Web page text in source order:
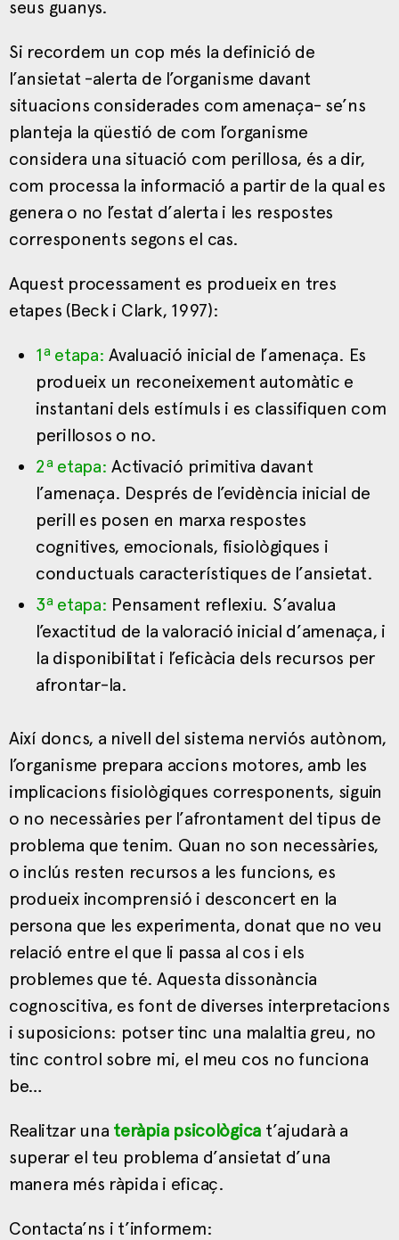
seus guanys.
Si recordem un cop més la definició de
l’ansietat -alerta de l’organisme davant
situacions considerades com amenaça- se’ns
planteja la qüestió de com l’organisme
considera una situació com perillosa, és a dir,
com processa la informació a partir de la qual es
genera o no l’estat d’alerta i les respostes
corresponents segons el cas.
Aquest processament es produeix en tres
etapes (Beck i Clark, 1997):
1ª etapa: Avaluació inicial de l’amenaça. Es
produeix un reconeixement automàtic e
instantani dels estímuls i es classifiquen com
perillosos o no.
2ª etapa: Activació primitiva davant
l’amenaça. Després de l’evidència inicial de
perill es posen en marxa respostes
cognitives, emocionals, fisiològiques i
conductuals característiques de l’ansietat.
3ª etapa: Pensament reflexiu. S’avalua
l’exactitud de la valoració inicial d’amenaça, i
la disponibilitat i l’eficàcia dels recursos per
afrontar-la.
Així doncs, a nivell del sistema nerviós autònom,
l’organisme prepara accions motores, amb les
implicacions fisiològiques corresponents, siguin
o no necessàries per l’afrontament del tipus de
problema que tenim. Quan no son necessàries,
o inclús resten recursos a les funcions, es
produeix incomprensió i desconcert en la
persona que les experimenta, donat que no veu
relació entre el que li passa al cos i els
problemes que té. Aquesta dissonància
cognoscitiva, es font de diverses interpretacions
i suposicions: potser tinc una malaltia greu, no
tinc control sobre mi, el meu cos no funciona
be…
Realitzar una teràpia psicològica t’ajudarà a
superar el teu problema d’ansietat d’una
manera més ràpida i eficaç.
Contacta’ns i t’informem: